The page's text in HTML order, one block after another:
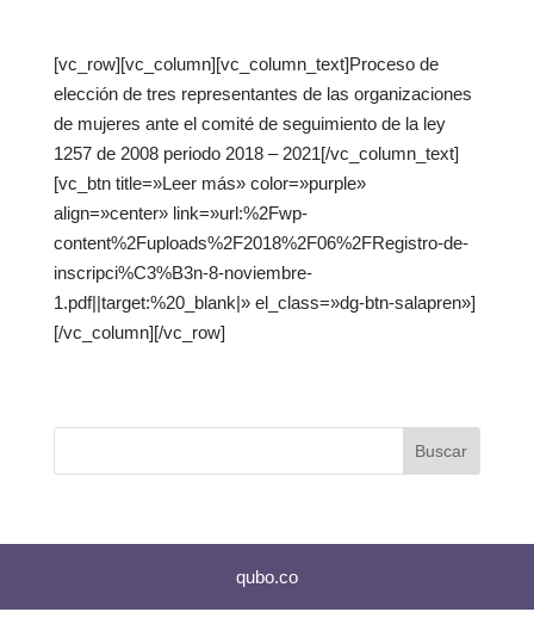
[vc_row][vc_column][vc_column_text]Proceso de
elección de tres representantes de las organizaciones
de mujeres ante el comité de seguimiento de la ley
1257 de 2008 periodo 2018 – 2021[/vc_column_text]
[vc_btn title=»Leer más» color=»purple»
align=»center» link=»url:%2Fwp-
content%2Fuploads%2F2018%2F06%2FRegistro-de-
inscripci%C3%B3n-8-noviembre-
1.pdf||target:%20_blank|» el_class=»dg-btn-salapren»]
[/vc_column][/vc_row]
qubo.co